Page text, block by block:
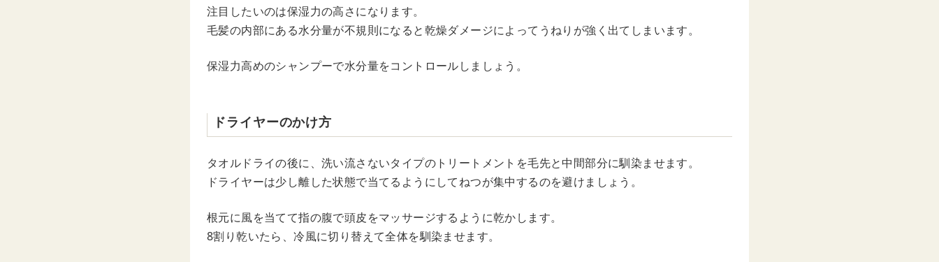
注目したいのは保湿力の高さになります。
毛髪の内部にある水分量が不規則になると乾燥ダメージによってうねりが強く出てしまいます。
保湿力高めのシャンプーで水分量をコントロールしましょう。
ドライヤーのかけ方
タオルドライの後に、洗い流さないタイプのトリートメントを毛先と中間部分に馴染ませます。
ドライヤーは少し離した状態で当てるようにしてねつが集中するのを避けましょう。
根元に風を当てて指の腹で頭皮をマッサージするように乾かします。
8割り乾いたら、冷風に切り替えて全体を馴染ませます。